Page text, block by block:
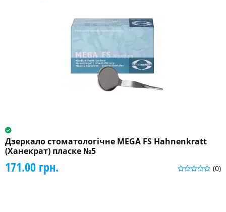
Дзеркало стоматологічне MEGA FS Hahnenkratt
(Ханекрат) пласке №5
(0)
171.00 грн.